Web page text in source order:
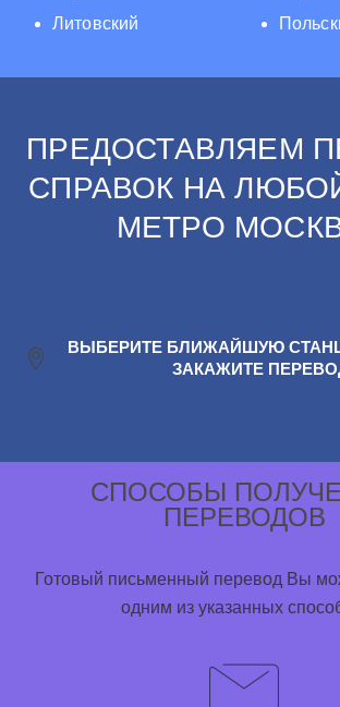
Литовский
ПРЕДОСТАВЛЯЕМ
СПРАВОК НА
МЕТРО
ВЫБЕРИТЕ БЛИЖАЙШУЮ
ЗАКАЖИТЕ
СПОСОБЫ
ПЕРЕВОДОВ
Готовый письменный перевод Вы
одним из указанных